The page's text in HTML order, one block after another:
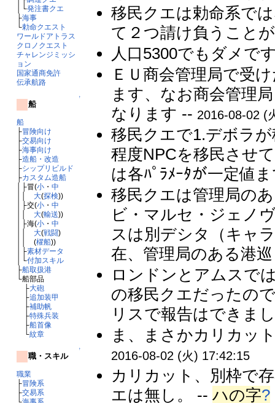
│└発注書クエ
├海事
└勅命クエスト
ワールドアトラス
クロノクエスト
チャレンジミッシ
ョン
国家通商免許
伝承航路
↑
船
船
├冒険向け
├交易向け
├海事向け
├造船・改造
├シップリビルド
├カスタム造船
│├冒(小・ 中
大(探検))
│├交(小・ 中
大(輸送))
│├海(小・ 中
大(戦闘)
││ (櫂船))
│├素材データ
│└付加スキル
├船取扱港
└船部品
├大砲
├追加装甲
├補助帆
├特殊兵装
├船首像
└紋章
↑
職・スキル
職業
├冒険系
├交易系
└海事系
移民クエは勅命系で
て２つ請け負うこと
人口5300でもダメで
ＥＵ商会管理局で受
ます、なお商会管理
なります -- 2016-08-02 (
移民クエで1.デボラ
程度NPCを移民させ
は各ﾊﾟﾗﾒｰﾀが一定値
移民クエは管理局の
ビ・マルセ・ジェノ
スは別デシタ（キャ
在、管理局のある港
ロンドンとアムスで
の移民クエだったの
リスで報告はできま
ま、まさかカリカッ
2016-08-02 (火) 17:42:15
カリカット、別枠で
エは無し。 --ハの字?